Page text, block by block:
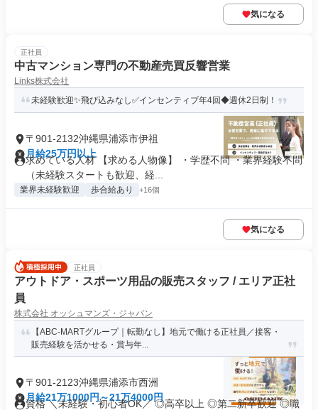
気になる
正社員
中古マンション専門の不動産売買反響営業
Links株式会社
未経験歓迎✨飛び込みなし✅インセンティブ年4回◆週休2日制！
〒901-2132沖縄県浦添市伊祖
月給25万円以上
求めている人材 【求める人物像】 ・学歴不問 ・業界経験不問
（未経験スタートも歓迎、経...
業界未経験歓迎 歩合給あり +16個
気になる
正社員
アウトドア・スポーツ用品の販売スタッフ / エリア正社
員
株式会社 オッシュマンズ・ジャパン
【ABC-MARTグループ｜転勤なし】地元で働ける正社員／接客・
販売経験を活かせる・賞与年...
〒901-2123沖縄県浦添市西洲
月給21万1000円～21万4000円
資格 ＼未経験・初心者OK／ ◎高卒以上 ◎第二新卒歓迎 ◎職